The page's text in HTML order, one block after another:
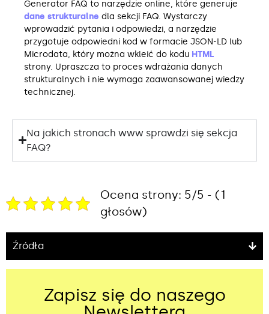
Generator FAQ to narzędzie online, które generuje
dane strukturalne dla sekcji FAQ. Wystarczy
wprowadzić pytania i odpowiedzi, a narzędzie
przygotuje odpowiedni kod w formacie JSON-LD lub
Microdata, który można wkleić do kodu HTML
strony. Upraszcza to proces wdrażania danych
strukturalnych i nie wymaga zaawansowanej wiedzy
technicznej.
Na jakich stronach www sprawdzi się sekcja
FAQ?
Ocena strony: 5/5 - (1
głosów)
Źródła
Zapisz się do naszego